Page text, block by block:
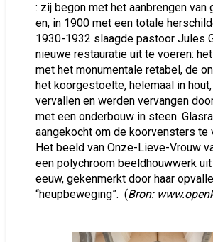
: zij begon met het aanbrengen van
en, in 1900 met een totale
1930-1932 slaagde pastoor Jules
nieuwe restauratie uit te voeren:
met het monumentale retabel, de
het koorgestoelte, helemaal in
vervallen en werden vervangen
met een onderbouw in steen.
aangekocht om de koorvensters te
Het beeld van Onze-Lieve-Vrouw
een polychroom beeldhouwwerk
eeuw, gekenmerkt door haar
“heupbeweging”. (Bron: